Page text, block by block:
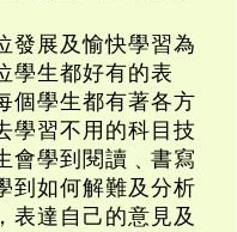
發展及愉快學習為
學生都好有的表
個學生都有著各方
學習不用的科目技
會學到閱讀﹑書寫
到如何解難及分析
表達自己的意見及